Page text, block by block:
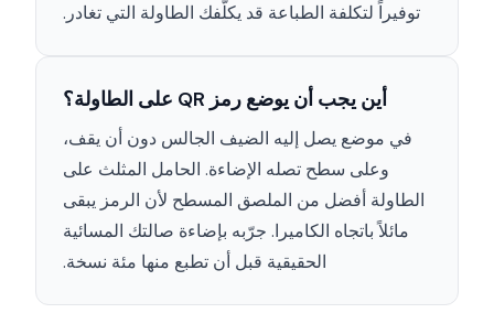
توفيراً لتكلفة الطباعة قد يكلّفك الطاولة التي تغادر.
أين يجب أن يوضع رمز QR على الطاولة؟
في موضع يصل إليه الضيف الجالس دون أن يقف،
وعلى سطح تصله الإضاءة. الحامل المثلث على
الطاولة أفضل من الملصق المسطح لأن الرمز يبقى
مائلاً باتجاه الكاميرا. جرّبه بإضاءة صالتك المسائية
الحقيقية قبل أن تطبع منها مئة نسخة.